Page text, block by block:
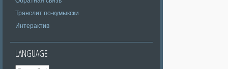
Транслит по-кумыкски
Интерактив
LANGUAGE